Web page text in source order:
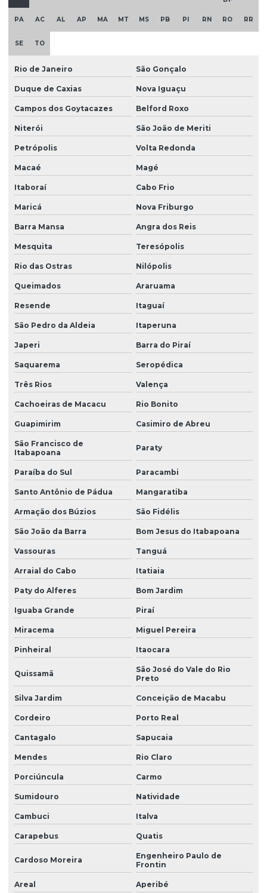
Empresas de fundações e geotecnia
Empresas de investigação ambiental
Empresas de monitoramento ambiental
Empresas de remediação ambiental
Empresas de sondagem a percussão
Empresas de sondagem rotativa
Empresas de sondagem rotativa diamantada
Ensaio geofísico
Ensaio geotécnico
Ensaio de sondagem do solo
Ensaios laboratoriais de solos
Estudo de erosão
Estudo de solos
Gestão de áreas contaminadas
Investigação ambiental confirmatória
Investigação ambiental detalhada
Investigação ambiental preliminar
Investigação confirmatória
Investigação confirmatória de passivo ambiental
Investigação de passivo ambiental
Laudo de sondagem de solo
Levantamento topográfico altimétrico
Levantamento topográfico cadastral
Levantamento topográfico com drone
Levantamento topográfico georreferenciado
Levantamento topográfico planimétrico
Licença ambiental de instalação
Licença de instalação e licença de operação
Licença de instalação e operação
Licença de operação ambiental
Licença de operação da empresa
Licença de operação renovação
Licença prévia
Licença prévia ambiental
Licença prévia de ampliação
Licença prévia empreendimento
Licença prévia e de instalação
Licença prévia e de instalação unificadas
PA AC AL AP MA MT MS PB PI RN RO RR
SE TO
Rio de Janeiro São Gonçalo
Duque de Caxias Nova Iguaçu
Campos dos Goytacazes Belford Roxo
Niterói São João de Meriti
Petrópolis Volta Redonda
Macaé Magé
Itaboraí Cabo Frio
Maricá Nova Friburgo
Barra Mansa Angra dos Reis
Mesquita Teresópolis
Rio das Ostras Nilópolis
Queimados Araruama
Resende Itaguaí
São Pedro da Aldeia Itaperuna
Japeri Barra do Piraí
Saquarema Seropédica
Três Rios Valença
Cachoeiras de Macacu Rio Bonito
Guapimirim Casimiro de Abreu
São Francisco de
Itabapoana
Paraty
Paraíba do Sul Paracambi
Santo Antônio de Pádua Mangaratiba
Armação dos Búzios São Fidélis
São João da Barra Bom Jesus do Itabapoana
Vassouras Tanguá
Arraial do Cabo Itatiaia
Paty do Alferes Bom Jardim
Iguaba Grande Piraí
Miracema Miguel Pereira
Pinheiral Itaocara
Quissamã
São José do Vale do Rio
Preto
Silva Jardim Conceição de Macabu
Cordeiro Porto Real
Cantagalo Sapucaia
Mendes Rio Claro
Porciúncula Carmo
Sumidouro Natividade
Cambuci Italva
Carapebus Quatis
Cardoso Moreira
Engenheiro Paulo de
Frontin
Areal Aperibé